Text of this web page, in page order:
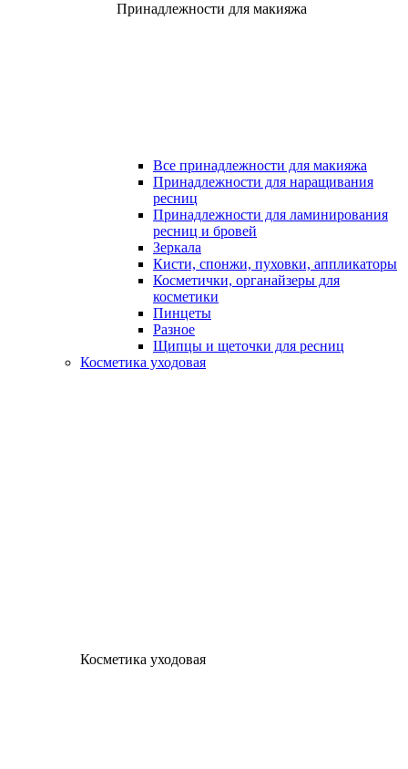
Принадлежности для макияжа
Все принадлежности для макияжа
Принадлежности для наращивания
ресниц
Принадлежности для ламинирования
ресниц и бровей
Зеркала
Кисти, спонжи, пуховки, аппликаторы
Косметички, органайзеры для
косметики
Пинцеты
Разное
Щипцы и щеточки для ресниц
Косметика уходовая
Косметика уходовая